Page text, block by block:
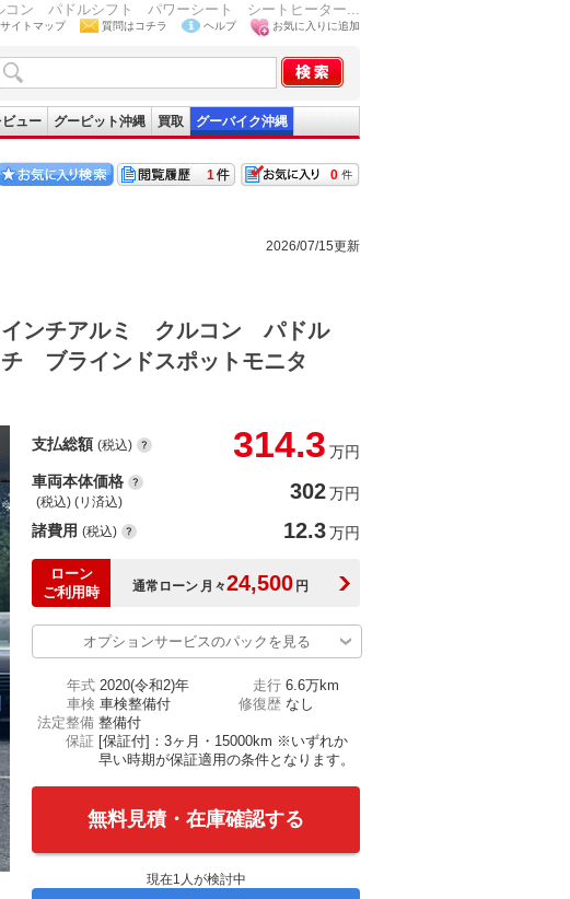
ン パドルシフト パワーシート シートヒーター...
サイトマップ 質問はコチラ ヘルプ お気に入りに追加
ュー グーピット沖縄 買取 グーバイク沖縄
0
1
2026/07/15更新
ンチアルミ クルコン パドル
ブラインドスポットモニタ
支払総額 (税込) 314.3 万円
車両本体価格
(税込) (リ済込) 302万円
諸費用 (税込) 12.3万円
ローン
ご利用時
通常ローン 月々24,500 円
オプションサービスのパックを見る
年式 2020(令和2)年 走行 6.6万km
車検 車検整備付 修復歴 なし
法定整備 整備付
保証 [保証付]：3ヶ月・15000km ※いずれか
早い時期が保証適用の条件となります。
無料見積・在庫確認する
現在1 人が検討中